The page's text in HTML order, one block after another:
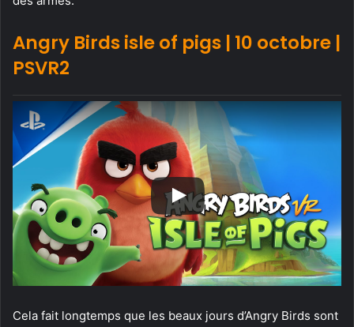
Angry Birds isle of pigs | 10 octobre |
PSVR2
Cela fait longtemps que les beaux jours d’Angry Birds sont